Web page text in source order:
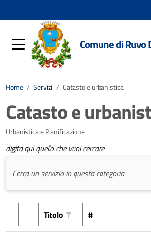
Comune di Ruvo
Home / Servizi / Catasto e urbanistica
Catasto e
Urbanistica e Pianificazione
digita qui quello che vuoi cercare
Titolo #